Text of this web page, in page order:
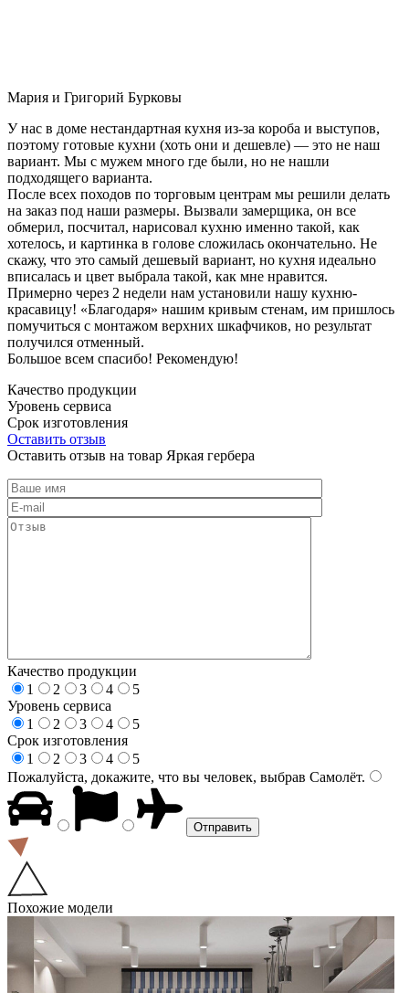
Мария и Григорий Бурковы
У нас в доме нестандартная кухня из-за короба и выступов,
поэтому готовые кухни (хоть они и дешевле) — это не наш
вариант. Мы с мужем много где были, но не нашли
подходящего варианта.
После всех походов по торговым центрам мы решили делать
на заказ под наши размеры. Вызвали замерщика, он все
обмерил, посчитал, нарисовал кухню именно такой, как
хотелось, и картинка в голове сложилась окончательно. Не
скажу, что это самый дешевый вариант, но кухня идеально
вписалась и цвет выбрала такой, как мне нравится.
Примерно через 2 недели нам установили нашу кухню-
красавицу! «Благодаря» нашим кривым стенам, им пришлось
помучиться с монтажом верхних шкафчиков, но результат
получился отменный.
Большое всем спасибо! Рекомендую!
Качество продукции
Уровень сервиса
Срок изготовления
Оставить отзыв
Оставить отзыв на товар Яркая гербера
Качество продукции
1
2 3 4
5
Уровень сервиса
1
2 3 4
5
Срок изготовления
1
2 3 4
5
Пожалуйста, докажите, что вы человек, выбрав Самолёт.
Похожие модели